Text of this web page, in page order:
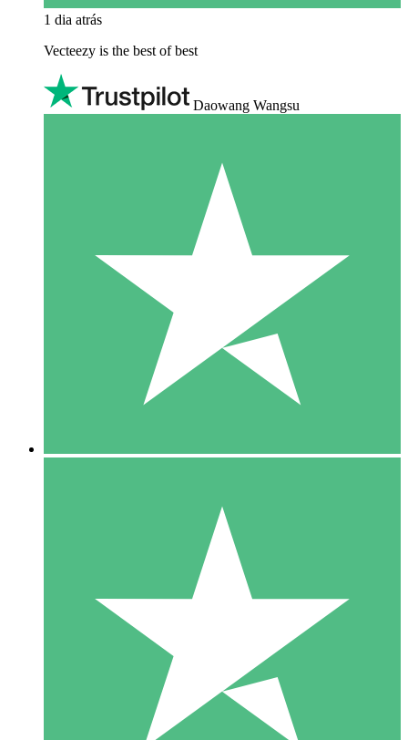
1 dia atrás
Vecteezy is the best of best
Daowang Wangsu